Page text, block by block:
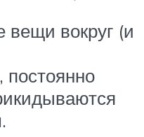
вокруг (и